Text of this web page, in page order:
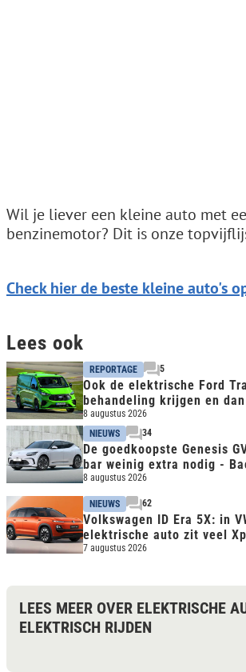
Wil je liever een kleine auto met
benzinemotor? Dit is onze
Check hier de beste kleine auto's
Lees ook
REPORTAGE 5
Ook de elektrische Ford
behandeling krijgen en
snelle bus
8 augustus 2026
NIEUWS
34
De goedkoopste Genesis
bar weinig extra nodig -
8 augustus 2026
NIEUWS 62
Volkswagen ID Era 5X: in
elektrische auto zit veel
7 augustus 2026
LEES MEER OVER ELEKTRISCHE
ELEKTRISCH RIJDEN